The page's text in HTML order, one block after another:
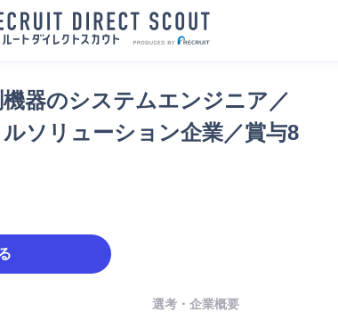
機器のシステムエンジニア／
ソリューション企業／賞与8
選考・企業概要